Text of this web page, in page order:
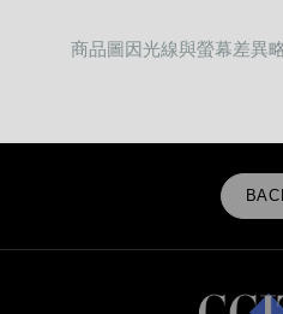
商品圖因光線與螢幕差異